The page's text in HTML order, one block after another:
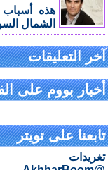
هذه أسباب
الشمال
آخر التعليقات
أخبار بووم على
تابعنا على تويتر
تغريدات